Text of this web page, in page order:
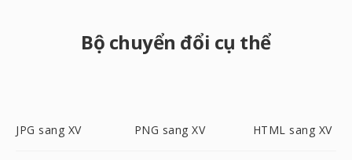
Bộ chuyển đổi cụ thể
JPG sang XV PNG sang XV HTML sang XV